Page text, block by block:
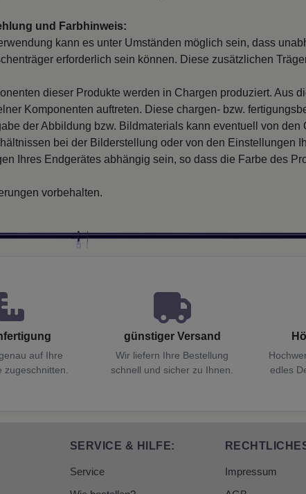
und Farbhinweis:
kann es unter Umständen möglich sein, dass
erforderlich sein können. Diese zusätzlichen
dieser Produkte werden in Chargen produziert. Aus
Komponenten auftreten. Diese chargen- bzw.
der Abbildung bzw. Bildmaterials kann eventuell von
bei der Bilderstellung oder von den Einstellungen
Ihres Endgerätes abhängig sein, so dass die Farbe des
vorbehalten.
auf Ihre
zugeschnitten.
günstiger Versand
Wir liefern Ihre Bestellung
schnell und sicher zu Ihnen.
edles
SERVICE & HILFE:
Service Impressum